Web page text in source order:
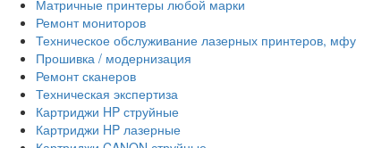
Матричные принтеры любой марки
Ремонт мониторов
Техническое обслуживание лазерных принтеров, мфу
Прошивка / модернизация
Ремонт сканеров
Техническая экспертиза
Картриджи HP струйные
Картриджи HP лазерные